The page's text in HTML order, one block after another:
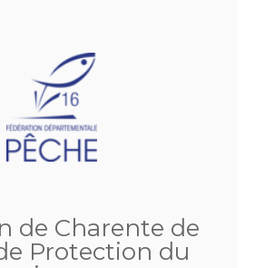
de Charente de
Protection du